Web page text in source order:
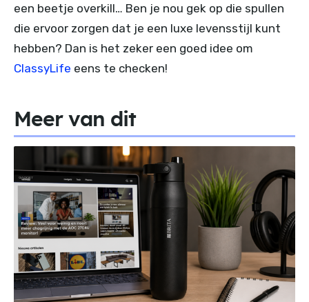
een beetje overkill… Ben je nou gek op die spullen
die ervoor zorgen dat je een luxe levensstijl kunt
hebben? Dan is het zeker een goed idee om
ClassyLife eens te checken!
Meer van dit